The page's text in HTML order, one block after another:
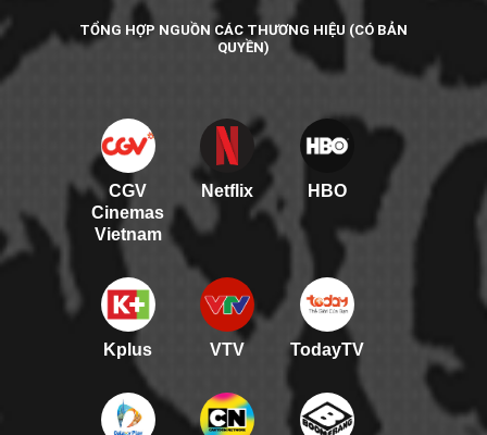
TỔNG HỢP NGUỒN CÁC THƯƠNG HIỆU (CÓ BẢN
QUYỀN)
CGV
Cinemas
Vietnam
Netflix HBO
Kplus VTV TodayTV